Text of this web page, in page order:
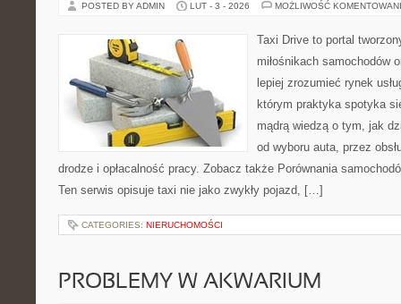
POSTED BY ADMIN LUT - 3 - 2026 MOŻLIWOŚĆ
Taxi Drive to portal
miłośnikach samochodów
lepiej zrozumieć rynek
którym praktyka spotyka
mądrą wiedzą o tym, jak
od wyboru auta, przez
drodze i opłacalność pracy. Zobacz także Porównania
Ten serwis opisuje taxi nie jako zwykły pojazd, […]
CATEGORIES: NIERUCHOMOŚCI
PROBLEMY W AKWARIUM